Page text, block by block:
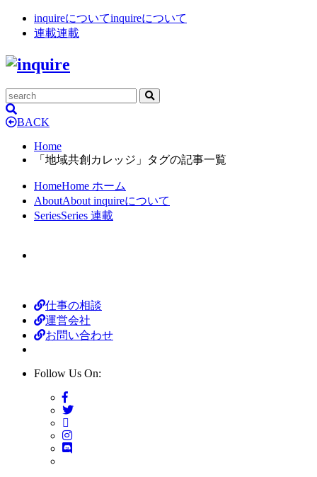
inquireについてinquireについて
連載連載
BACK
Home
「地域共創カレッジ」タグの記事一覧
HomeHome ホーム
AboutAbout inquireについて
SeriesSeries 連載
仕事の相談
運営会社
お問い合わせ
Follow Us On: